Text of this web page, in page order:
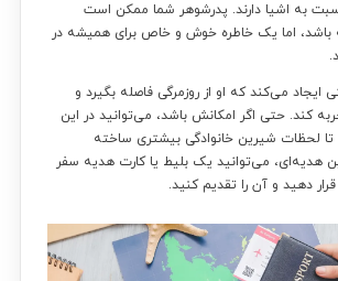
به اشیا دارند. پدرشوهر شما ممکن است
باشد، اما یک خاطره خوش و خاص برای همیشه در
ایجاد می‌کند که او از روزمرگی فاصله بگیرد و
کند. حتی اگر امکانش باشد، می‌توانید در این
تا لحظات شیرین خانوادگی بیشتری ساخته
هدیه‌ای، می‌توانید یک بلیط یا کارت هدیه سفر
دهید و آن را تقدیم کنید.